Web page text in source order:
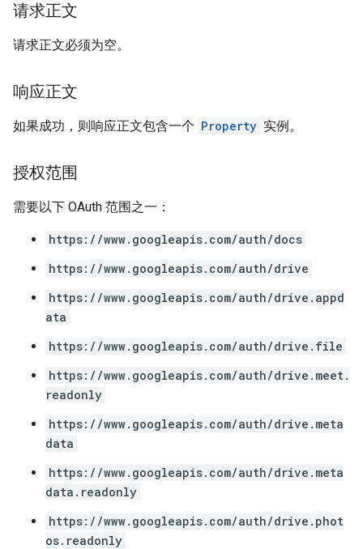
请求正文
请求正文必须为空。
响应正文
如果成功，则响应正文包含一个 Property 实例。
授权范围
需要以下 OAuth 范围之一：
https://www.googleapis.com/auth/docs
https://www.googleapis.com/auth/drive
https://www.googleapis.com/auth/drive.appd
ata
https://www.googleapis.com/auth/drive.file
https://www.googleapis.com/auth/drive.meet.
readonly
https://www.googleapis.com/auth/drive.meta
data
https://www.googleapis.com/auth/drive.meta
data.readonly
https://www.googleapis.com/auth/drive.phot
os.readonly